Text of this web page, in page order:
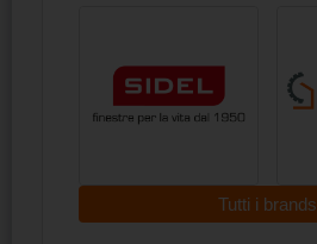
Tutti i brands